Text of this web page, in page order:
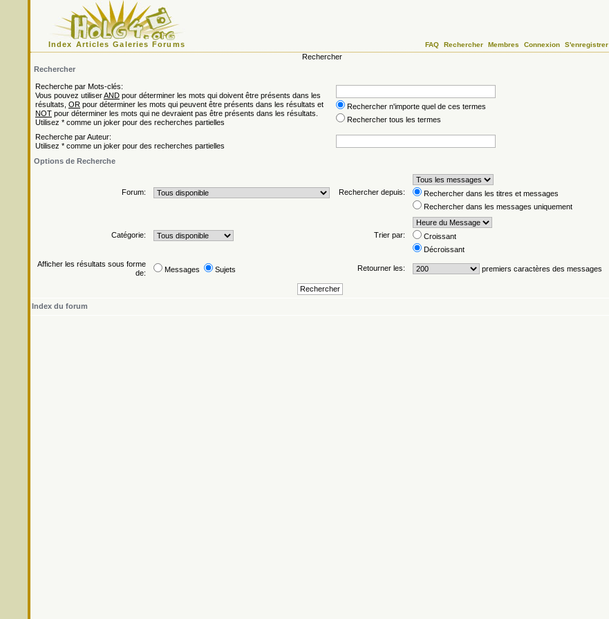
Index Articles Galeries Forums FAQ Rechercher Membres Connexion S'enregistrer
Rechercher
Rechercher
Recherche par Mots-clés:
Vous pouvez utiliserAND pour déterminer les mots qui doivent être présents dans les
résultats, OR pour déterminer les mots qui peuvent être présents dans les résultats et
NOT pour déterminer les mots qui ne devraient pas être présents dans les résultats.
Utilisez * comme un joker pour des recherches partielles
Rechercher n'importe quel de ces termes
Rechercher tous les termes
Recherche par Auteur:
Utilisez * comme un joker pour des recherches partielles
Options de Recherche
Forum: Rechercher depuis:
Rechercher dans les titres et messages
Rechercher dans les messages uniquement
Catégorie: Trier par:
Croissant
Décroissant
Afficher les résultats sous forme
de:
Messages Sujets Retourner les: premiers caractères des messages
Index du forum